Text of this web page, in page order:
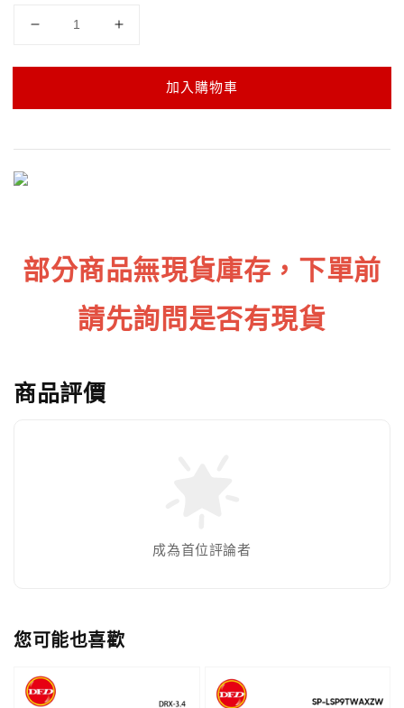
加入購物車
部分商品無現貨庫存，下單前
請先詢問是否有現貨
商品評價
成為首位評論者
您可能也喜歡